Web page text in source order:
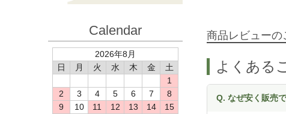
Calendar
2026年8月
日
月 火 水 木 金
土
1
2
3 4 5 6 7
8
9
10 11 12 13 14
15
商品レビューの
よくある
Q. なぜ安く販売